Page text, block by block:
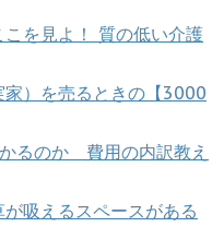
を見よ！ 質の低い介護
）を売るときの【3000
るのか 費用の内訳教え
吸えるスペースがある